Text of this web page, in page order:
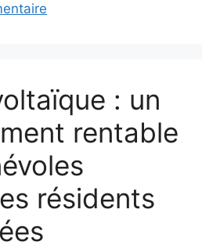
: un
rentable
résidents